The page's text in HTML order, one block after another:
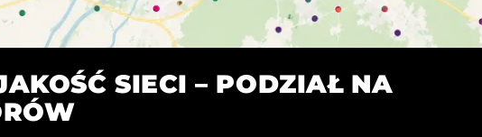
SIECI – PODZIAŁ NA